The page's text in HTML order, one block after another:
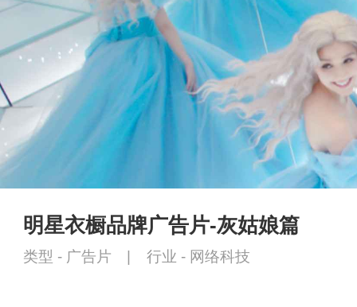
明星衣橱品牌广告片-灰姑娘篇
类型 - 广告片 行业 - 网络科技